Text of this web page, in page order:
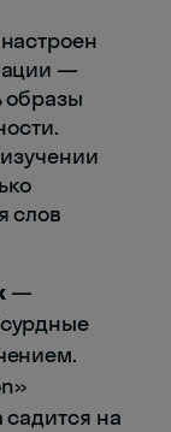
—
образы
слов
—
садится на